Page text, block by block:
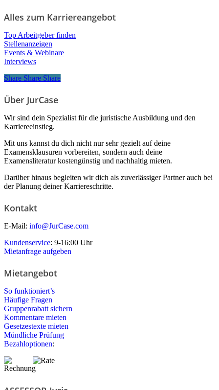
Alles zum Karriereangebot
Top Arbeitgeber finden
Stellenanzeigen
Events & Webinare
Interviews
Share
Share Share Share
Über JurCase
Wir sind dein Spezialist für die juristische Ausbildung und den
Karriereeinstieg.
Mit uns kannst du dich nicht nur sehr gezielt auf deine
Examensklausuren vorbereiten, sondern auch deine
Examensliteratur kostengünstig und nachhaltig mieten.
Darüber hinaus begleiten wir dich als zuverlässiger Partner auch bei
der Planung deiner Karriereschritte.
Kontakt
E-Mail: info@JurCase.com
Kundenservice: 9-16:00 Uhr
Mietanfrage aufgeben
Mietangebot
So funktioniert’s
Häufige Fragen
Gruppenrabatt sichern
Kommentare mieten
Gesetzestexte mieten
Mündliche Prüfung
Bezahloptionen: